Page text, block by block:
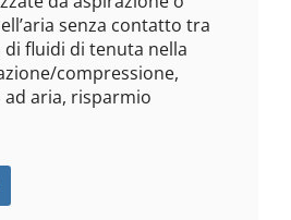
senza contatto tra
di fluidi di tenuta nella
compressione,
aria, risparmio